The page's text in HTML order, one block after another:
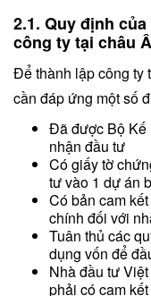
2.1. Quy định
công ty tại châu
Để thành lập công ty
cần đáp ứng một số
Đã được Bộ Kế
nhận đầu tư
Có giấy tờ
tư vào 1 dự án
Có bản cam
chính đối với
Tuân thủ các
dụng vốn để
Nhà đầu tư
phải có cam